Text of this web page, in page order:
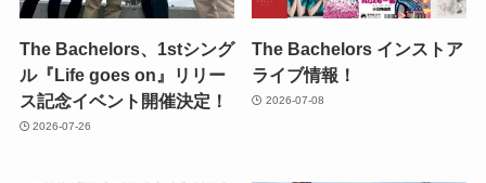
The Bachelors、1stシング
ル『Life goes on』リリー
ス記念イベント開催決定！
2026-07-26
The Bachelors インストア
ライブ情報！
2026-07-08